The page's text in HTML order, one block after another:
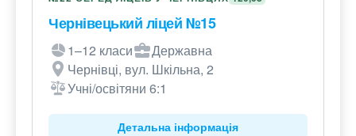
Чернівецький ліцей №15
1–12 класи
Державна
Чернівці, вул. Шкільна, 2
Учні/освітяни 6:1
Детальна інформація